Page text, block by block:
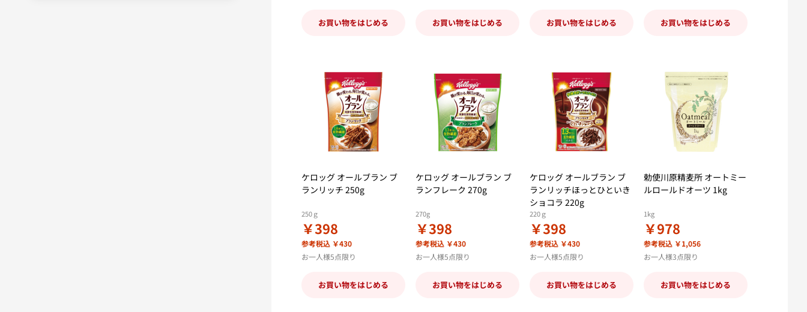
お買い物をはじめる お買い物をはじめる お買い物をはじめる お買い物をはじめる
ケロッグ オールブラン ブ
ランリッチ 250g
250ｇ
￥398
参考税込 ￥430
お一人様5点限り
お買い物をはじめる
ケロッグ オールブラン ブ
ランフレーク 270g
270g
￥398
参考税込 ￥430
お一人様5点限り
お買い物をはじめる
ケロッグ オールブラン ブ
ランリッチほっとひといき
ショコラ 220g
220ｇ
￥398
参考税込 ￥430
お一人様5点限り
お買い物をはじめる
勅使川原精麦所 オートミー
ルロールドオーツ 1kg
1kg
￥978
参考税込 ￥1,056
お一人様3点限り
お買い物をはじめる